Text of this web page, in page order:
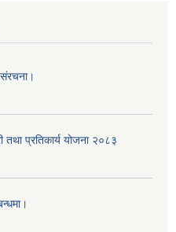
तथा प्रतिकार्य योजना २०८३